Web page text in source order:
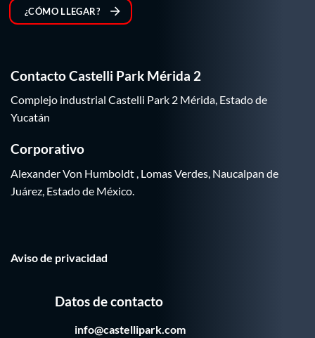
¿CÓMO LLEGAR?
Contacto Castelli Park Mérida 2
Complejo industrial Castelli Park 2 Mérida, Estado de
Yucatán
Corporativo
Alexander Von Humboldt , Lomas Verdes, Naucalpan de
Juárez, Estado de México.
Aviso de privacidad
Datos de contacto
info@castellipark.com